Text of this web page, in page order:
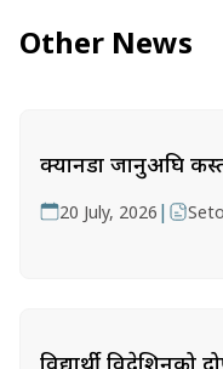
Other News
क्यानडा जानुअघि
20 July, 2026 |
विद्यार्थी